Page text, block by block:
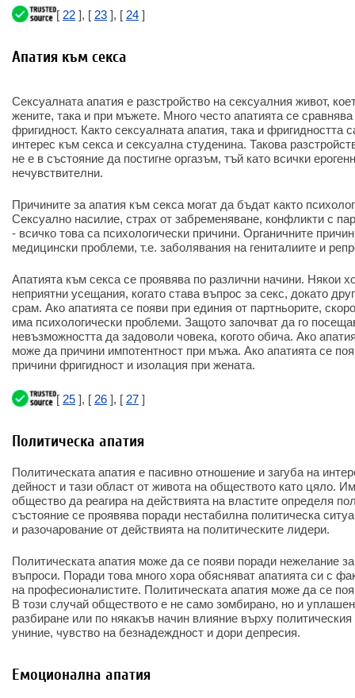
[ 22 ], [ 23 ], [ 24 ]
Апатия към секса
Сексуалната апатия е разстройство на сексуалния живот,
жените, така и при мъжете. Много често апатията се
фригидност. Както сексуалната апатия, така и фригидността
интерес към секса и сексуална студенина. Такова
не е в състояние да постигне оргазъм, тъй като всички
нечувствителни.
Причините за апатия към секса могат да бъдат както
Сексуално насилие, страх от забременяване, конфликти с
- всичко това са психологически причини. Органичните
медицински проблеми, т.е. заболявания на гениталиите и
Апатията към секса се проявява по различни начини. Някои
неприятни усещания, когато става въпрос за секс, докато
срам. Ако апатията се появи при единия от партньорите,
има психологически проблеми. Защото започват да го
невъзможността да задоволи човека, когото обича. Ако
може да причини импотентност при мъжа. Ако апатията се
причини фригидност и изолация при жената.
[ 25 ], [ 26 ], [ 27 ]
Политическа апатия
Политическата апатия е пасивно отношение и загуба на
дейност и тази област от живота на обществото като цяло.
общество да реагира на действията на властите определя
състояние се проявява поради нестабилна политическа
и разочарование от действията на политическите лидери.
Политическата апатия може да се появи поради нежелание
въпроси. Поради това много хора обясняват апатията си с
на професионалистите. Политическата апатия може да се
В този случай обществото е не само зомбирано, но и
разбиране или по някакъв начин влияние върху
униние, чувство на безнадеждност и дори депресия.
Емоционална апатия